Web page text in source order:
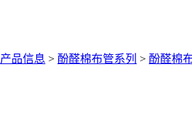
产品信息 > 酚醛棉布管系列 > 酚醛棉